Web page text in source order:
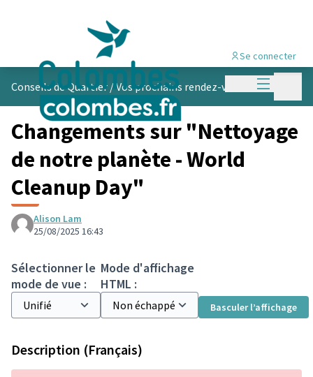
Menu
Se connecter
Conseils de Quartier /Vos prochains rendez-vous
Changements sur "Nettoyage
de notre planète - World
Cleanup Day"
Alison Lam
25/08/2025 16:43
Sélectionner le
mode de vue :
Mode d'affichage
HTML :
Basculer l’affichage
Description (Français)